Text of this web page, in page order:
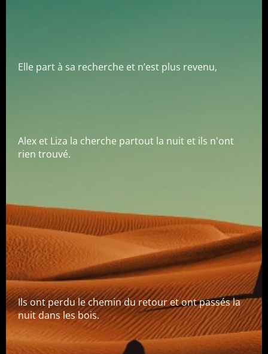
Elle part à sa recherche et n’est plus revenu,
Alex et Liza la cherche partout la nuit et ils n'ont
rien trouvé.
Ils ont perdu le chemin du retour et ont passés la
nuit dans les bois.